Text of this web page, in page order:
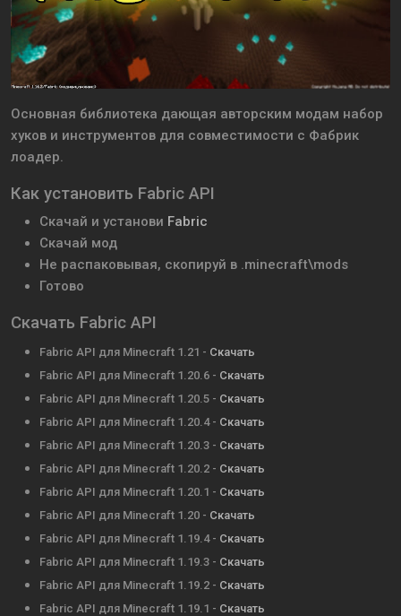
Основная библиотека дающая авторским модам набор
хуков и инструментов для совместимости с Фабрик
лоадер.
Как установить Fabric API
Скачай и установи Fabric
Скачай мод
Не распаковывая, скопируй в .minecraft\mods
Готово
Скачать Fabric API
Fabric API для Minecraft 1.21 - Скачать
Fabric API для Minecraft 1.20.6 - Скачать
Fabric API для Minecraft 1.20.5 - Скачать
Fabric API для Minecraft 1.20.4 - Скачать
Fabric API для Minecraft 1.20.3 - Скачать
Fabric API для Minecraft 1.20.2 - Скачать
Fabric API для Minecraft 1.20.1 - Скачать
Fabric API для Minecraft 1.20 - Скачать
Fabric API для Minecraft 1.19.4 - Скачать
Fabric API для Minecraft 1.19.3 - Скачать
Fabric API для Minecraft 1.19.2 - Скачать
Fabric API для Minecraft 1.19.1 - Скачать